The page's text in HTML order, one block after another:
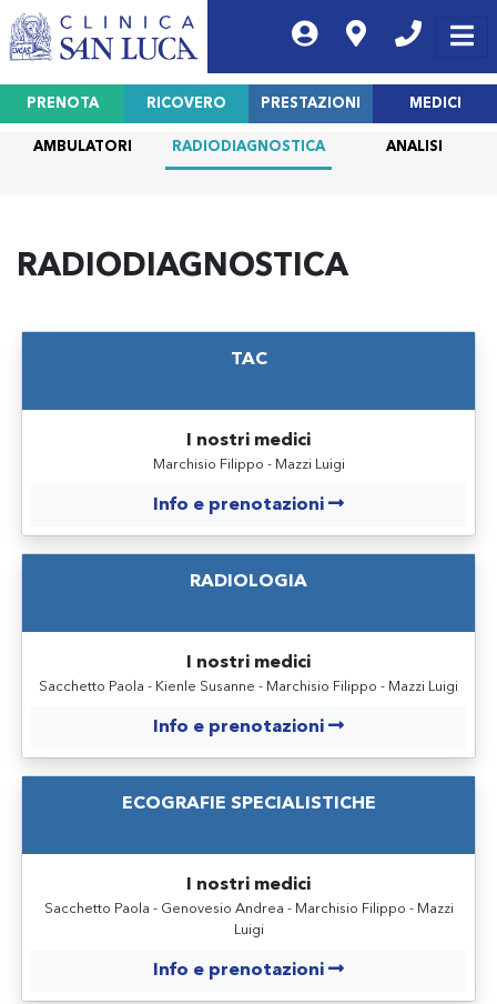
PRENOTA RICOVERO PRESTAZIONI
AMBULATORI RADIODIAGNOSTICA ANALISI
MEDICI
RADIODIAGNOSTICA
TAC
I nostri medici
Marchisio Filippo - Mazzi Luigi
Info e prenotazioni
RADIOLOGIA
I nostri medici
Sacchetto Paola - Kienle Susanne - Marchisio Filippo - Mazzi Luigi
Info e prenotazioni
ECOGRAFIE SPECIALISTICHE
I nostri medici
Sacchetto Paola - Genovesio Andrea - Marchisio Filippo - Mazzi
Luigi
Info e prenotazioni